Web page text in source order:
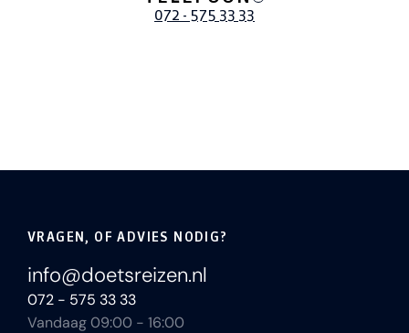
072 - 575 33 33
VRAGEN, OF ADVIES NODIG?
info@doetsreizen.nl
072 - 575 33 33
Vandaag 09:00 - 16:00